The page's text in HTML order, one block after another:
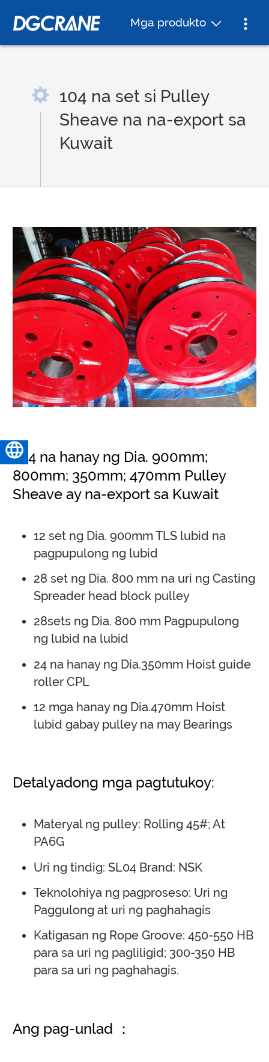
Mga produkto
104 na set si Pulley
Sheave na na-export sa
Kuwait
104 na hanay ng Dia. 900mm;
800mm; 350mm; 470mm Pulley
Sheave ay na-export sa Kuwait
12 set ng Dia. 900mm TLS lubid na
pagpupulong ng lubid
28 set ng Dia. 800 mm na uri ng Casting
Spreader head block pulley
28sets ng Dia. 800 mm Pagpupulong
ng lubid na lubid
24 na hanay ng Dia.350mm Hoist guide
roller CPL
12 mga hanay ng Dia.470mm Hoist
lubid gabay pulley na may Bearings
Detalyadong mga pagtutukoy:
Materyal ng pulley: Rolling 45#; At
PA6G
Uri ng tindig: SL04 Brand: NSK
Teknolohiya ng pagproseso: Uri ng
Paggulong at uri ng paghahagis
Katigasan ng Rope Groove: 450-550 HB
para sa uri ng pagliligid; 300-350 HB
para sa uri ng paghahagis.
Ang pag-unlad ：
Pilipino